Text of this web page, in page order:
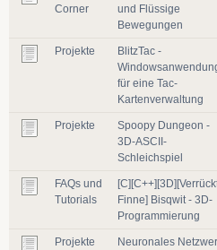
Corner
und Flüssige
Bewegungen
Projekte
BlitzTac -
für eine Tac-
Kartenverwaltung
Projekte
Spoopy Dungeon -
3D-ASCII-
Schleichspiel
FAQs und
Tutorials
Finne] Bisqwit - 3D-
Programmierung
Projekte
Neuronales